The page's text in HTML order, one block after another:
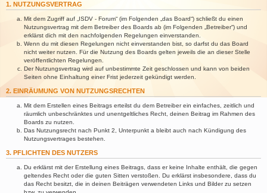
1. NUTZUNGSVERTRAG
Mit dem Zugriff auf „ISDV - Forum“ (im Folgenden „das Board“) schließt du einen
Nutzungsvertrag mit dem Betreiber des Boards ab (im Folgenden „Betreiber“) und
erklärst dich mit den nachfolgenden Regelungen einverstanden.
Wenn du mit diesen Regelungen nicht einverstanden bist, so darfst du das Board
nicht weiter nutzen. Für die Nutzung des Boards gelten jeweils die an dieser Stelle
veröffentlichten Regelungen.
Der Nutzungsvertrag wird auf unbestimmte Zeit geschlossen und kann von beiden
Seiten ohne Einhaltung einer Frist jederzeit gekündigt werden.
2. EINRÄUMUNG VON NUTZUNGSRECHTEN
Mit dem Erstellen eines Beitrags erteilst du dem Betreiber ein einfaches, zeitlich und
räumlich unbeschränktes und unentgeltliches Recht, deinen Beitrag im Rahmen des
Boards zu nutzen.
Das Nutzungsrecht nach Punkt 2, Unterpunkt a bleibt auch nach Kündigung des
Nutzungsvertrages bestehen.
3. PFLICHTEN DES NUTZERS
Du erklärst mit der Erstellung eines Beitrags, dass er keine Inhalte enthält, die gegen
geltendes Recht oder die guten Sitten verstoßen. Du erklärst insbesondere, dass du
das Recht besitzt, die in deinen Beiträgen verwendeten Links und Bilder zu setzen